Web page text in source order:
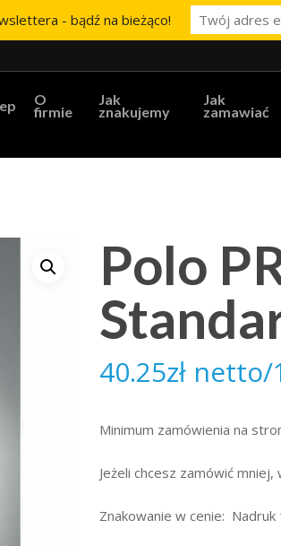
O
firmie
Jak
znakujemy
Jak
zamawiać
Polo
40.25zł netto/
Minimum zamówienia na
Jeżeli chcesz zamówić
Znakowanie w cenie:
- bądź na bieżąco!